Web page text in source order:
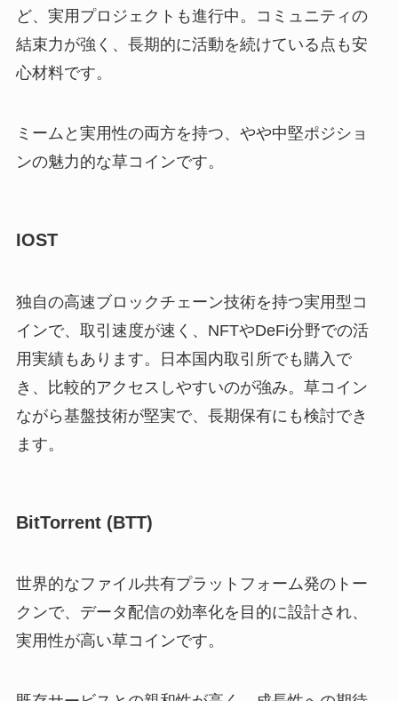
ど、実用プロジェクトも進行中。コミュニティの
結束力が強く、長期的に活動を続けている点も安
心材料です。
ミームと実用性の両方を持つ、やや中堅ポジショ
ンの魅力的な草コインです。
IOST
独自の高速ブロックチェーン技術を持つ実用型コ
インで、取引速度が速く、NFTやDeFi分野での活
用実績もあります。日本国内取引所でも購入で
き、比較的アクセスしやすいのが強み。草コイン
ながら基盤技術が堅実で、長期保有にも検討でき
ます。
BitTorrent (BTT)
世界的なファイル共有プラットフォーム発のトー
クンで、データ配信の効率化を目的に設計され、
実用性が高い草コインです。